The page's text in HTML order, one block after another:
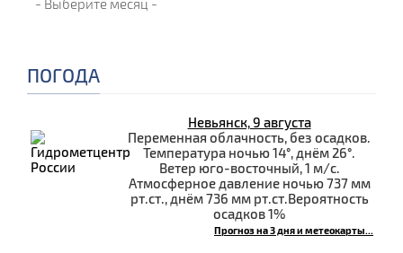
ПОГОДА
Невьянск, 9 августа
Переменная облачность, без осадков.
Температура ночью 14°, днём 26°.
Ветер юго-восточный, 1 м/с.
Атмосферное давление ночью 737 мм
рт.ст., днём 736 мм рт.ст.Вероятность
осадков 1%
Прогноз на 3 дня и метеокарты...